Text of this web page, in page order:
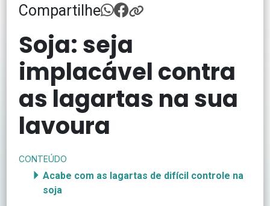
Compartilhe
Soja: seja
implacável contra
as lagartas na sua
lavoura
CONTEÚDO
Acabe com as lagartas de difícil controle na
soja